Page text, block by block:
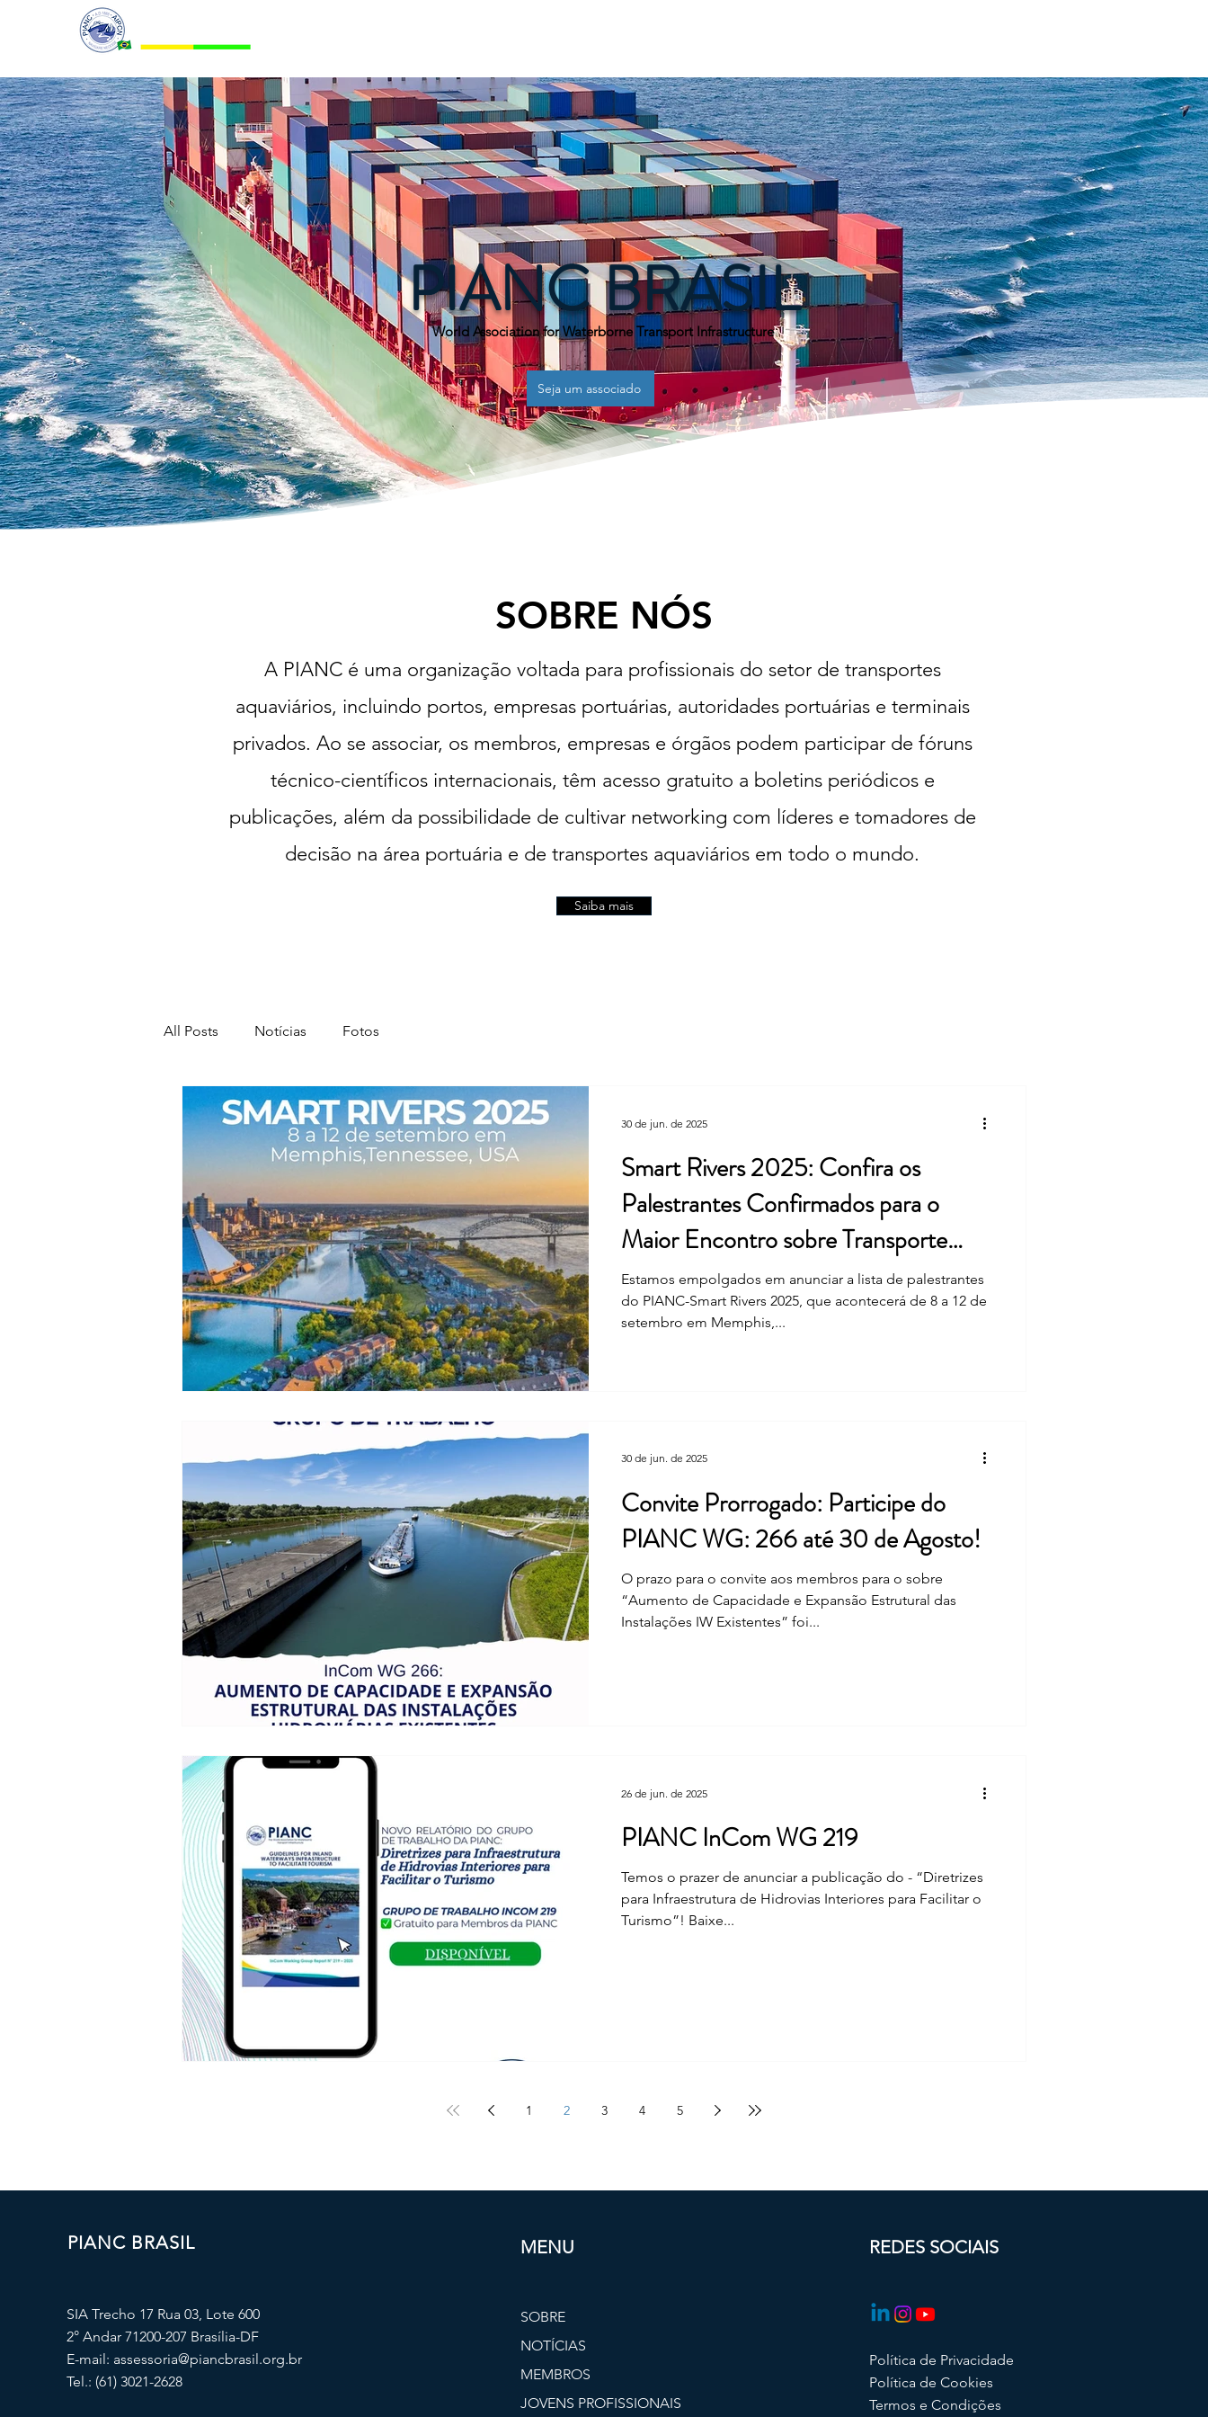
PIANC BRASIL
World Association for Waterborne Transport Infrastructure
Seja um associado
SOBRE NÓS
A PIANC é uma organização voltada para profissionais do setor de transportes
aquaviários, incluindo portos, empresas portuárias, autoridades portuárias e terminais
privados. Ao se associar, os membros, empresas e órgãos podem participar de fóruns
técnico-científicos internacionais, têm acesso gratuito a boletins periódicos e
publicações, além da possibilidade de cultivar networking com líderes e tomadores de
decisão na área portuária e de transportes aquaviários em todo o mundo.
Saiba mais
All Posts Notícias Fotos
Smart Rivers 2025: Confira os
Palestrantes Confirmados para o
Maior Encontro sobre Transporte
Aquaviário Interior!
Estamos empolgados em anunciar a lista de palestrantes
do PIANC-Smart Rivers 2025, que acontecerá de 8 a 12 de
setembro em Memphis,...
30 de jun. de 2025
Convite Prorrogado: Participe do
PIANC WG: 266 até 30 de Agosto!
O prazo para o convite aos membros para o sobre
“Aumento de Capacidade e Expansão Estrutural das
Instalações IW Existentes” foi...
30 de jun. de 2025
PIANC InCom WG 219
Temos o prazer de anunciar a publicação do - “Diretrizes
para Infraestrutura de Hidrovias Interiores para Facilitar o
Turismo”! Baixe...
26 de jun. de 2025
1 2 3 4 5
PIANC BRASIL
SIA Trecho 17 Rua 03, Lote 600
2° Andar 71200-207 Brasília-DF
E-mail: assessoria@piancbrasil.org.br
Tel.: (61) 3021-2628
MENU
SOBRE
NOTÍCIAS
MEMBROS
JOVENS PROFISSIONAIS
REDES SOCIAIS
Política de Privacidade
Política de Cookies
Termos e Condições